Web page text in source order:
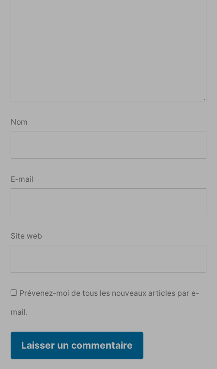
Nom
E-mail
Site web
Prévenez-moi de tous les nouveaux articles par e-
mail.